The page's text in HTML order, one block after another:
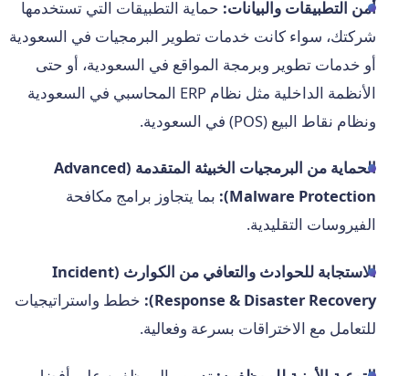
أمن التطبيقات والبيانات: حماية التطبيقات التي تستخدمها
شركتك، سواء كانت خدمات تطوير البرمجيات في السعودية
أو خدمات تطوير وبرمجة المواقع في السعودية، أو حتى
الأنظمة الداخلية مثل نظام ERP المحاسبي في السعودية
ونظام نقاط البيع (POS) في السعودية.
الحماية من البرمجيات الخبيثة المتقدمة (Advanced
Malware Protection):
بما يتجاوز برامج مكافحة
الفيروسات التقليدية.
الاستجابة للحوادث والتعافي من الكوارث (Incident
Response & Disaster Recovery):
خطط واستراتيجيات
للتعامل مع الاختراقات بسرعة وفعالية.